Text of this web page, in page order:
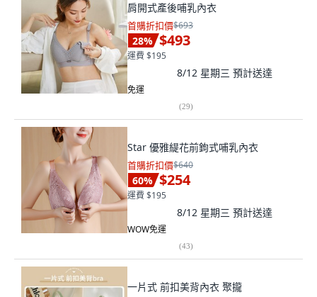
肩開式產後哺乳內衣
首購折扣價$693
28% $493
運費 $195
8/12 星期三 預計送達
免運
(29)
Star 優雅緹花前鉤式哺乳內衣
首購折扣價$640
60% $254
運費 $195
8/12 星期三 預計送達
WOW免運
(43)
一片式 前扣美背內衣 聚攏